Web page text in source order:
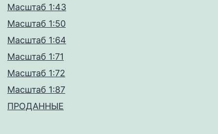
Масштаб 1:43
Масштаб 1:50
Масштаб 1:64
Масштаб 1:71
Масштаб 1:72
Масштаб 1:87
ПРОДАННЫЕ